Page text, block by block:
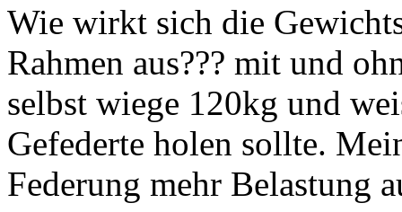
Wie wirkt sich die
Rahmen aus??? mit und
selbst wiege 120kg und
Gefederte holen sollte.
Federung mehr Belastung